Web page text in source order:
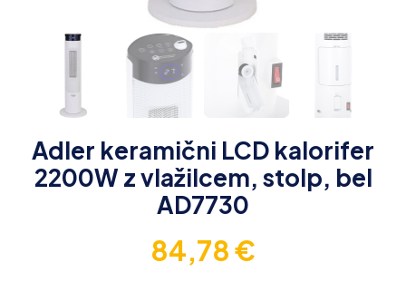
Adler keramični LCD kalorifer
2200W z vlažilcem, stolp, bel
AD7730
84,78€